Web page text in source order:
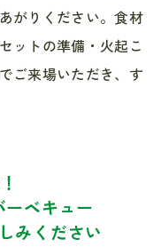
がりください。食材
ットの準備・火起こ
ご来場いただき、す
ベキュー
みください